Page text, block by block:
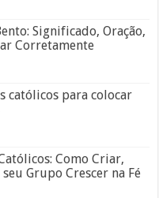
Significado, Oração,
Corretamente
católicos para colocar
Como Criar,
Grupo Crescer na Fé